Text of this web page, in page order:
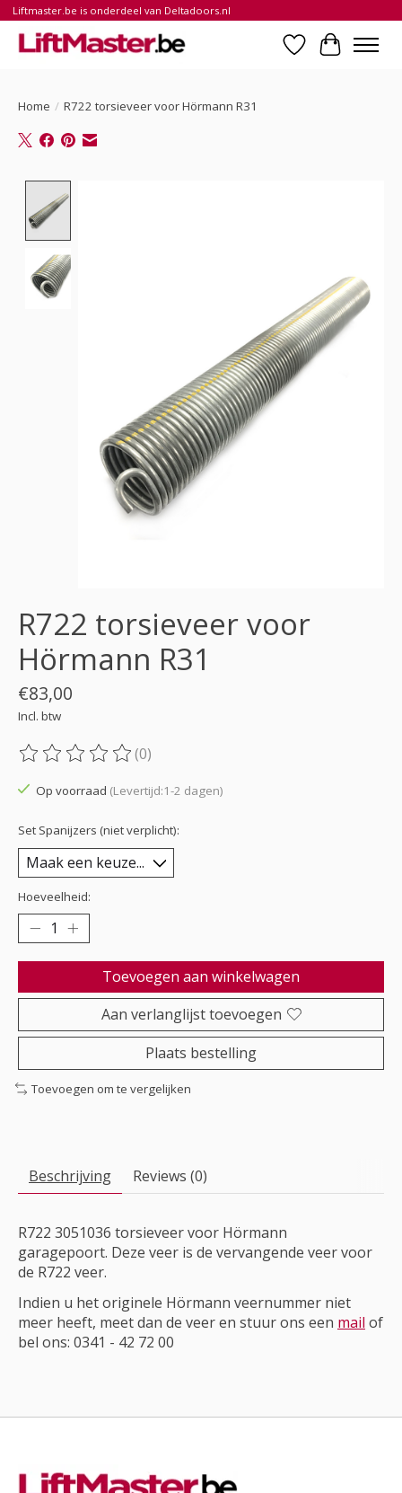
Liftmaster.be is onderdeel van Deltadoors.nl
Verlanglijst
Home / R722 torsieveer voor Hörmann R31
R722 torsieveer voor
Hörmann R31
€83,00
Incl. btw
De beoordeling van dit product is
(0)
Op voorraad (Levertijd:1-2 dagen)
Set Spanijzers (niet verplicht):
Hoeveelheid:
Toevoegen aan winkelwagen
Aan verlanglijst toevoegen
Plaats bestelling
Toevoegen om te vergelijken
Beschrijving Reviews (0)
R722 3051036 torsieveer voor Hörmann
garagepoort. Deze veer is de vervangende veer voor
de R722 veer.
Indien u het originele Hörmann veernummer niet
meer heeft, meet dan de veer en stuur ons een mail of
bel ons: 0341 - 42 72 00